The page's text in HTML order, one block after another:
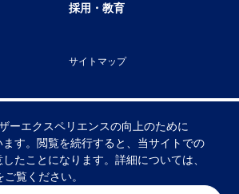
採用・教育
サイトマップ
Reserved
ーエクスペリエンスの向上のために
す。閲覧を続行すると、当サイトでの
たことになります。詳細については、
ご覧ください。